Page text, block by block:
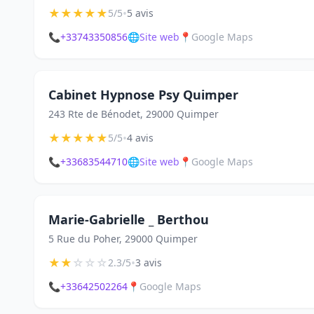
★★★★★5/5•5 avis
📞+33743350856🌐Site web 📍 Google Maps
Cabinet Hypnose Psy Quimper
243 Rte de Bénodet, 29000 Quimper
★★★★★5/5•4 avis
📞+33683544710🌐Site web 📍 Google Maps
Marie-Gabrielle _ Berthou
5 Rue du Poher, 29000 Quimper
★★☆☆☆2.3/5•3 avis
📞+33642502264 📍 Google Maps